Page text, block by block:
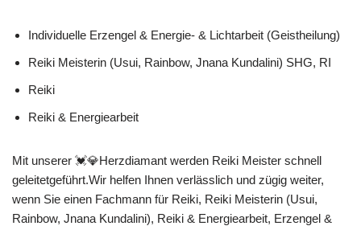
Individuelle Erzengel & Energie- & Lichtarbeit (Geistheilung)
Reiki Meisterin (Usui, Rainbow, Jnana Kundalini) SHG, RI
Reiki
Reiki & Energiearbeit
Mit unserer 💓️💎Herzdiamant werden Reiki Meister schnell
geleitetgeführt.Wir helfen Ihnen verlässlich und zügig weiter,
wenn Sie einen Fachmann für Reiki, Reiki Meisterin (Usui,
Rainbow, Jnana Kundalini), Reiki & Energiearbeit, Erzengel &